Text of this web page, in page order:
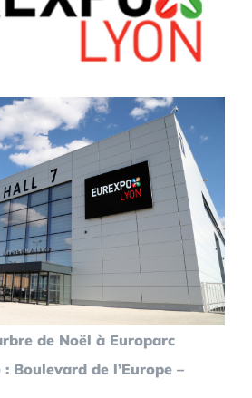
de Noël à Europarc
Boulevard de l’Europe –